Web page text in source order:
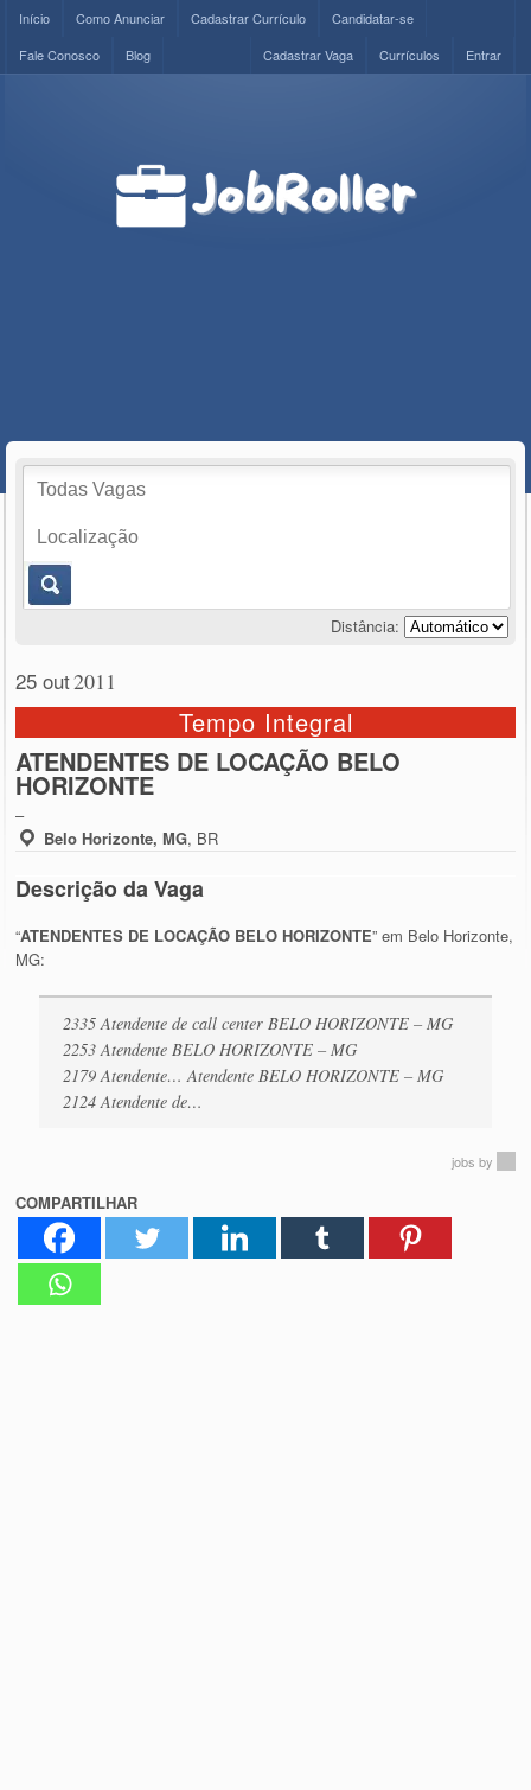
Início Como Anunciar Cadastrar Currículo
Candidatar-se
Fale Conosco
Blog Entrar
Currículos
Cadastrar Vaga
Distância:
25 out2011
Tempo Integral
ATENDENTES DE LOCAÇÃO BELO
HORIZONTE
–
Belo Horizonte, MG, BR
Descrição da Vaga
“ATENDENTES DE LOCAÇÃO BELO HORIZONTE” em Belo Horizonte,
MG:
2335 Atendente de call center BELO HORIZONTE – MG
2253 Atendente BELO HORIZONTE – MG
2179 Atendente… Atendente BELO HORIZONTE – MG
2124 Atendente de…
jobs by
COMPARTILHAR